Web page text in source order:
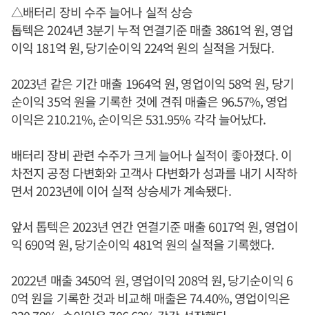
△배터리 장비 수주 늘어나 실적 상승
톱텍은 2024년 3분기 누적 연결기준 매출 3861억 원, 영업
이익 181억 원, 당기순이익 224억 원의 실적을 거뒀다.
2023년 같은 기간 매출 1964억 원, 영업이익 58억 원, 당기
순이익 35억 원을 기록한 것에 견줘 매출은 96.57%, 영업
이익은 210.21%, 순이익은 531.95% 각각 늘어났다.
배터리 장비 관련 수주가 크게 늘어나 실적이 좋아졌다. 이
차전지 공정 다변화와 고객사 다변화가 성과를 내기 시작하
면서 2023년에 이어 실적 상승세가 계속됐다.
앞서 톱텍은 2023년 연간 연결기준 매출 6017억 원, 영업이
익 690억 원, 당기순이익 481억 원의 실적을 기록했다.
2022년 매출 3450억 원, 영업이익 208억 원, 당기순이익 6
0억 원을 기록한 것과 비교해 매출은 74.40%, 영업이익은